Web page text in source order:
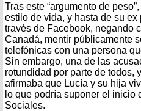
Tras este “argumento de
estilo de vida, y hasta de su
través de Facebook, negando
Canadá, mentir públicamente
telefónicas con una persona
Sin embargo, una de las
rotundidad por parte de todos,
afirmaba que Lucía y su hija
lo que podría suponer el
Sociales.